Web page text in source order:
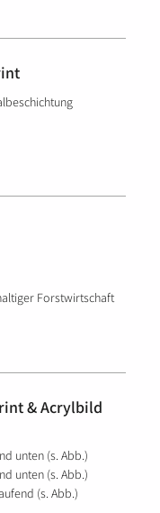
Forstwirtschaft
& Acrylbild
unten (s. Abb.)
unten (s. Abb.)
(s. Abb.)